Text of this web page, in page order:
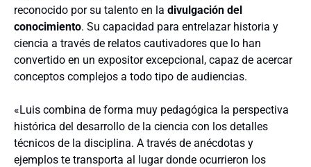
reconocido por su talento en la divulgación del
conocimiento. Su capacidad para entrelazar historia y
ciencia a través de relatos cautivadores que lo han
convertido en un expositor excepcional, capaz de acercar
conceptos complejos a todo tipo de audiencias.
«Luis combina de forma muy pedagógica la perspectiva
histórica del desarrollo de la ciencia con los detalles
técnicos de la disciplina. A través de anécdotas y
ejemplos te transporta al lugar donde ocurrieron los